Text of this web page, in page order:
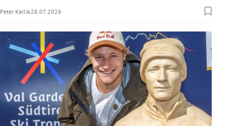
Peter Karlik28.07.2026